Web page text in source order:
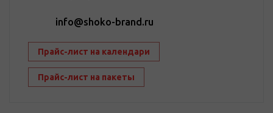
info@shoko-brand.ru
Прайс-лист на календари
Прайс-лист на пакеты